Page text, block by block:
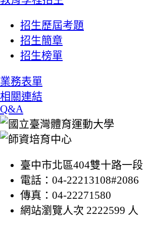
招生歷屆考題
招生簡章
招生榜單
業務表單
相關連結
Q&A
臺中市北區404雙十路一
電話：04-
傳真：04-22271580
網站瀏覽人次 2222599 人